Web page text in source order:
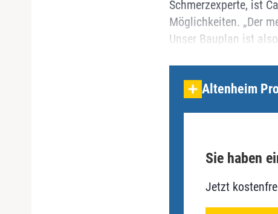
Schmerzexperte, ist
Möglichkeiten. „Der
Unser Bauplan ist
Altenheim
Sie haben
Jetzt